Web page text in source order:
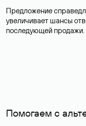
Предложение
увеличивает шансы
последующей продажи.
Помогаем с